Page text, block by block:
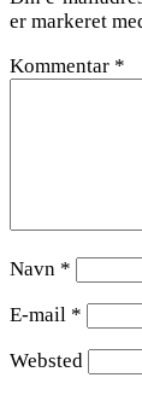
er markeret
Kommentar *
Navn *
E-mail *
Websted